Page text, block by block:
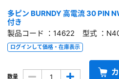
多ピン BURNDY 高電流 30 PIN
付き
製品コード ：14622 型式 ：
ログインして価格・在庫表示
数量